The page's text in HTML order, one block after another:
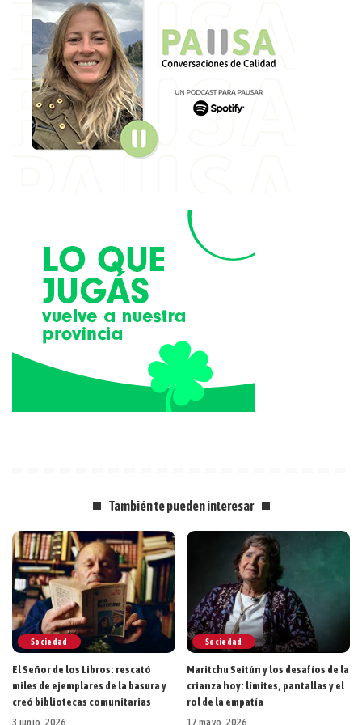
También te pueden interesar
Sociedad
El Señor de los Libros: rescató
miles de ejemplares de la basura y
creó bibliotecas comunitarias
3 junio, 2026
Sociedad
Maritchu Seitún y los desafíos de la
crianza hoy: límites, pantallas y el
rol de la empatía
17 mayo, 2026